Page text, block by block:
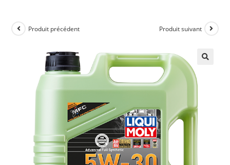
Produit précédent Produit suivant